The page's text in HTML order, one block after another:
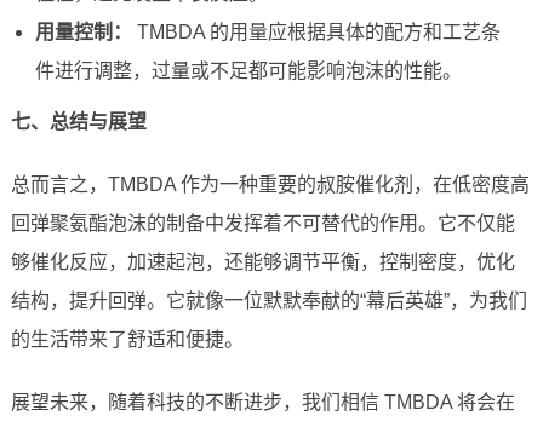
用量控制：
TMBDA 的用量应根据具体的配方和工艺条
件进行调整，过量或不足都可能影响泡沫的性能。
七、总结与展望
总而言之，TMBDA 作为一种重要的叔胺催化剂，在低密度高
回弹聚氨酯泡沫的制备中发挥着不可替代的作用。它不仅能
够催化反应，加速起泡，还能够调节平衡，控制密度，优化
结构，提升回弹。它就像一位默默奉献的“幕后英雄”，为我们
的生活带来了舒适和便捷。
展望未来，随着科技的不断进步，我们相信 TMBDA 将会在